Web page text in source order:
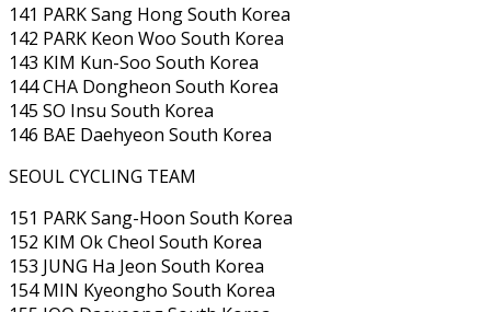
141 PARK Sang Hong South Korea
142 PARK Keon Woo South Korea
143 KIM Kun-Soo South Korea
144 CHA Dongheon South Korea
145 SO Insu South Korea
146 BAE Daehyeon South Korea
SEOUL CYCLING TEAM
151 PARK Sang-Hoon South Korea
152 KIM Ok Cheol South Korea
153 JUNG Ha Jeon South Korea
154 MIN Kyeongho South Korea